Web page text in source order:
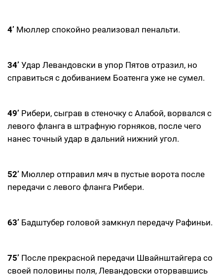
4’ Мюллер спокойно реализовал пенальти.
34’ Удар Левандовски в упор Пятов отразил, но
справиться с добиванием Боатенга уже не сумел.
49’ Рибери, сыграв в стеночку с Алабой, ворвался с
левого фланга в штрафную горняков, после чего
нанес точный удар в дальний нижний угол.
52’ Мюллер отправил мяч в пустые ворота после
передачи с левого фланга Рибери.
63’ Бадштубер головой замкнул передачу Рафиньи.
75’ После прекрасной передачи Швайнштайгера со
своей половины поля, Левандовски оторвавшись